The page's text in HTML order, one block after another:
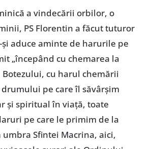
a vindecării orbilor, o
PS Florentin a făcut tuturor
aduce aminte de harurile pe
„începând cu chemarea la
cu harul chemării
pe care îl săvârşim
şi spiritual în viaţă, toate
pe care le primim de la
umbra Sfintei Macrina, aici,